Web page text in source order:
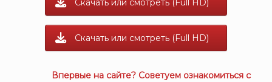
Скачать или смотреть (Full HD)
Впервые на сайте? Советуем ознакомиться с